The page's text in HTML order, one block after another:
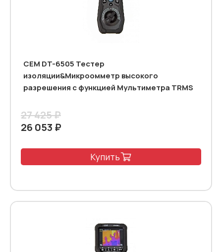
CEM DT-6505 Тестер
изоляции&Микроомметр высокого
разрешения с функцией Мультиметра TRMS
27 425 ₽
26 053 ₽
Купить